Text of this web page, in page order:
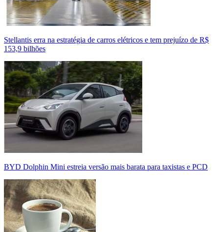
Stellantis erra na estratégia de carros elétricos e tem prejuízo de R$
153,9 bilhões
BYD Dolphin Mini estreia versão mais barata para taxistas e PCD